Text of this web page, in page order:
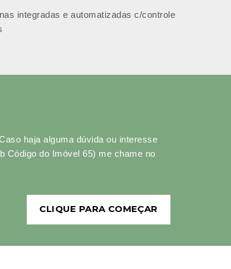
integradas e automatizadas c/controle
haja alguma dúvida ou interesse
Código do Imóvel 65) me chame no
CLIQUE PARA COMEÇAR